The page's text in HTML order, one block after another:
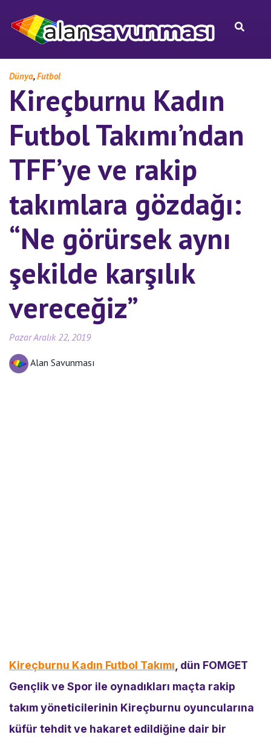
Dünya,Futbol
Kireçburnu Kadın
Futbol Takımı’ndan
TFF’ye ve rakip
takımlara gözdağı:
“Ne görürsek aynı
şekilde karşılık
vereceğiz”
Pazar Aralık 22, 2019
Alan Savunması
Kireçburnu Kadın Futbol Takımı , dün FOMGET
Gençlik ve Spor ile oynadıkları maçta rakip
takım yöneticilerinin Kireçburnu oyuncularına
küfür tehdit ve hakaret edildiğine dair bir